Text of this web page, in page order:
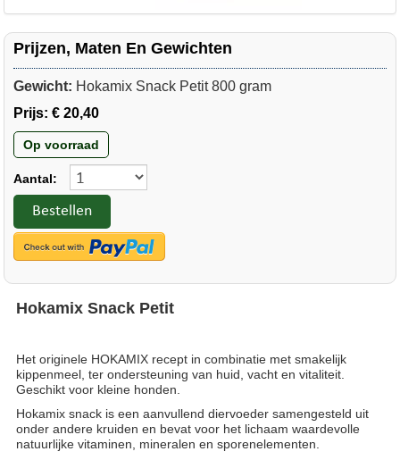
Prijzen, Maten En Gewichten
Gewicht: Hokamix Snack Petit 800 gram
Prijs: € 20,40
Op voorraad
Aantal:
Bestellen
Hokamix Snack Petit
Het originele HOKAMIX recept in combinatie met smakelijk
kippenmeel, ter ondersteuning van huid, vacht en vitaliteit.
Geschikt voor kleine honden.
Hokamix snack is een aanvullend diervoeder samengesteld uit
onder andere kruiden en bevat voor het lichaam waardevolle
natuurlijke vitaminen, mineralen en sporenelementen.